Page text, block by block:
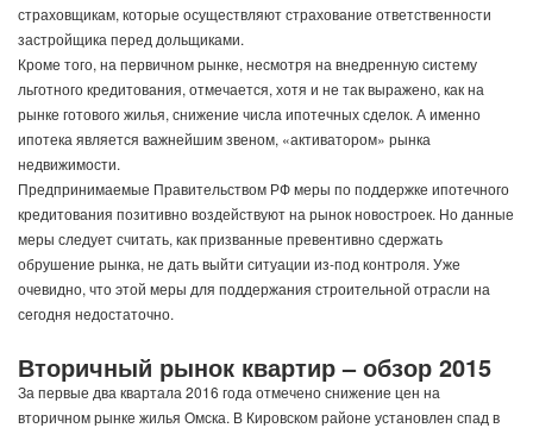
страховщикам, которые осуществляют страхование ответственности
застройщика перед дольщиками.
Кроме того, на первичном рынке, несмотря на внедренную систему
льготного кредитования, отмечается, хотя и не так выражено, как на
рынке готового жилья, снижение числа ипотечных сделок. А именно
ипотека является важнейшим звеном, «активатором» рынка
недвижимости.
Предпринимаемые Правительством РФ меры по поддержке ипотечного
кредитования позитивно воздействуют на рынок новостроек. Но данные
меры следует считать, как призванные превентивно сдержать
обрушение рынка, не дать выйти ситуации из-под контроля. Уже
очевидно, что этой меры для поддержания строительной отрасли на
сегодня недостаточно.
Вторичный рынок квартир – обзор 2015
За первые два квартала 2016 года отмечено снижение цен на
вторичном рынке жилья Омска. В Кировском районе установлен спад в